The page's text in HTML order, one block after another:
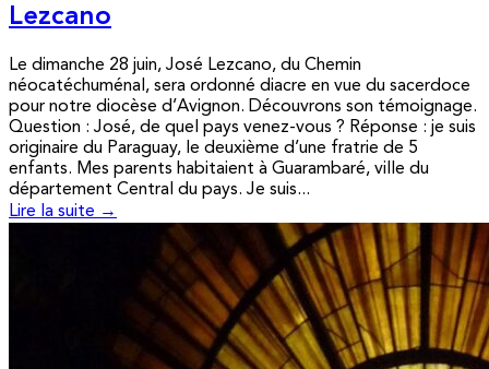
Lezcano
Le dimanche 28 juin, José Lezcano, du Chemin
néocatéchuménal, sera ordonné diacre en vue du sacerdoce
pour notre diocèse d’Avignon. Découvrons son témoignage.
Question : José, de quel pays venez-vous ? Réponse : je suis
originaire du Paraguay, le deuxième d’une fratrie de 5
enfants. Mes parents habitaient à Guarambaré, ville du
département Central du pays. Je suis...
Lire la suite →